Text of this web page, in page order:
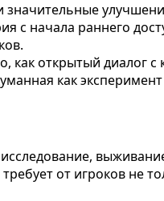
с начала раннего
как открытый
как
от игроков